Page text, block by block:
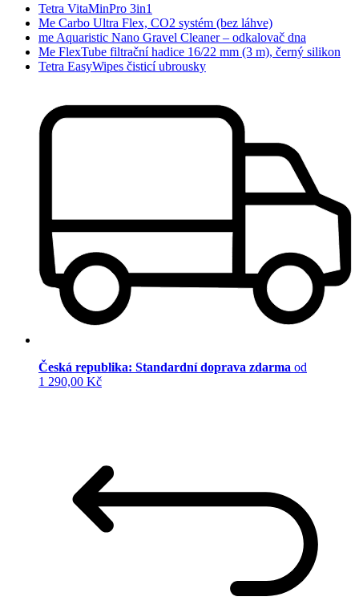
Tetra VitaMinPro 3in1
Me Carbo Ultra Flex, CO2 systém (bez láhve)
me Aquaristic Nano Gravel Cleaner – odkalovač dna
Me FlexTube filtrační hadice 16/22 mm (3 m), černý silikon
Tetra EasyWipes čisticí ubrousky
Česká republika: Standardní doprava zdarma od
1 290,00 Kč